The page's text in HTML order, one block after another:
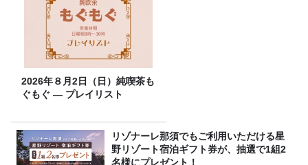
2026年８月2日（日）純喫茶も
ぐもぐ ― プレイリスト
リゾナーレ那須でもご利用いただける星
野リゾート宿泊ギフト券が、抽選で1組2
名様にプレゼント！